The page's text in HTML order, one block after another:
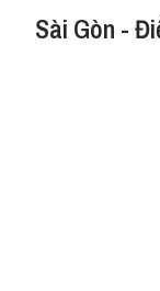
Sài Gòn -